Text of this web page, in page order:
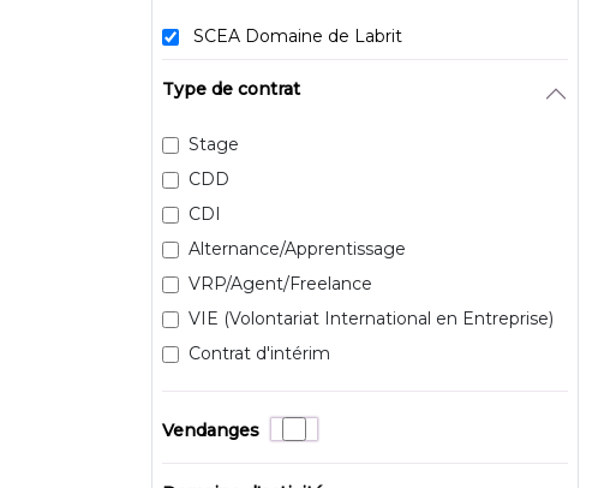
SCEA Domaine de Labrit
Type de contrat
Stage
CDD
CDI
Alternance/Apprentissage
VRP/Agent/Freelance
VIE (Volontariat International en Entreprise)
Contrat d'intérim
Vendanges